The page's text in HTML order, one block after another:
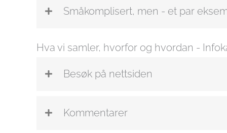
Småkomplisert, men - et par
Hva vi samler, hvorfor og hvordan -
Besøk på nettsiden
Kommentarer